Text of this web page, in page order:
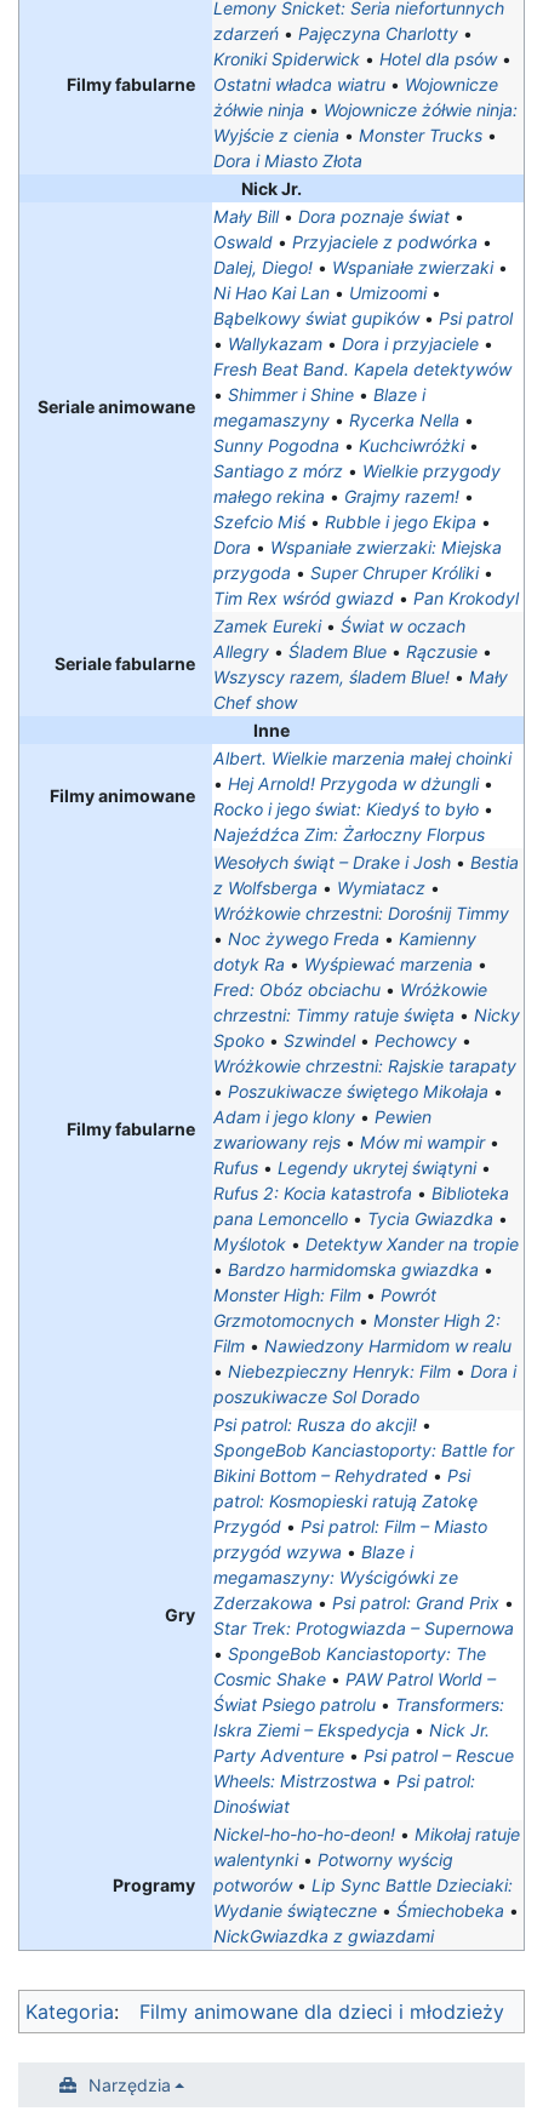
Filmy fabularne
Lemony Snicket: Seria niefortunnych
zdarzeń • Pajęczyna Charlotty •
Kroniki Spiderwick • Hotel dla psów•
Ostatni władca wiatru • Wojownicze
żółwie ninja • Wojownicze żółwie ninja:
Wyjście z cienia • Monster Trucks •
Dora i Miasto Złota
Nick Jr.
Seriale animowane
Mały Bill• Dora poznaje świat •
Oswald • Przyjaciele z podwórka •
Dalej, Diego! • Wspaniałe zwierzaki•
Ni Hao Kai Lan • Umizoomi•
Bąbelkowy świat gupików• Psi patrol
• Wallykazam • Dora i przyjaciele •
Fresh Beat Band. Kapela detektywów
• Shimmer i Shine • Blaze i
megamaszyny • Rycerka Nella •
Sunny Pogodna • Kuchciwróżki•
Santiago z mórz • Wielkie przygody
małego rekina • Grajmy razem! •
Szefcio Miś • Rubble i jego Ekipa •
Dora • Wspaniałe zwierzaki: Miejska
przygoda • Super Chruper Króliki•
Tim Rex wśród gwiazd • Pan Krokodyl
Seriale fabularne
Zamek Eureki• Świat w oczach
Allegry • Śladem Blue • Rączusie •
Wszyscy razem, śladem Blue! • Mały
Chef show
Inne
Filmy animowane
Albert. Wielkie marzenia małej choinki
• Hej Arnold! Przygoda w dżungli•
Rocko i jego świat: Kiedyś to było •
Najeźdźca Zim: Żarłoczny Florpus
Filmy fabularne
Wesołych świąt – Drake i Josh • Bestia
z Wolfsberga • Wymiatacz •
Wróżkowie chrzestni: Dorośnij Timmy
• Noc żywego Freda • Kamienny
dotyk Ra • Wyśpiewać marzenia •
Fred: Obóz obciachu • Wróżkowie
chrzestni: Timmy ratuje święta • Nicky
Spoko • Szwindel• Pechowcy •
Wróżkowie chrzestni: Rajskie tarapaty‎
• Poszukiwacze świętego Mikołaja •
Adam i jego klony • Pewien
zwariowany rejs • Mów mi wampir•
Rufus • Legendy ukrytej świątyni•
Rufus 2: Kocia katastrofa • Biblioteka
pana Lemoncello • Tycia Gwiazdka •
Myślotok • Detektyw Xander na tropie
• Bardzo harmidomska gwiazdka •
Monster High: Film • Powrót
Grzmotomocnych • Monster High 2:
Film • Nawiedzony Harmidom w realu
• Niebezpieczny Henryk: Film • Dora i
poszukiwacze Sol Dorado
Gry
Psi patrol: Rusza do akcji! •
SpongeBob Kanciastoporty: Battle for
Bikini Bottom – Rehydrated • Psi
patrol: Kosmopieski ratują Zatokę
Przygód • Psi patrol: Film – Miasto
przygód wzywa • Blaze i
megamaszyny: Wyścigówki ze
Zderzakowa • Psi patrol: Grand Prix •
Star Trek: Protogwiazda – Supernowa
• SpongeBob Kanciastoporty: The
Cosmic Shake • PAW Patrol World –
Świat Psiego patrolu • Transformers:
Iskra Ziemi – Ekspedycja • Nick Jr.
Party Adventure • Psi patrol – Rescue
Wheels: Mistrzostwa‎ • Psi patrol:
Dinoświat
Programy
Nickel-ho-ho-ho-deon! • Mikołaj ratuje
walentynki• Potworny wyścig
potworów• Lip Sync Battle Dzieciaki:
Wydanie świąteczne • Śmiechobeka •
NickGwiazdka z gwiazdami
Kategoria: Filmy animowane dla dzieci i młodzieży
Narzędzia